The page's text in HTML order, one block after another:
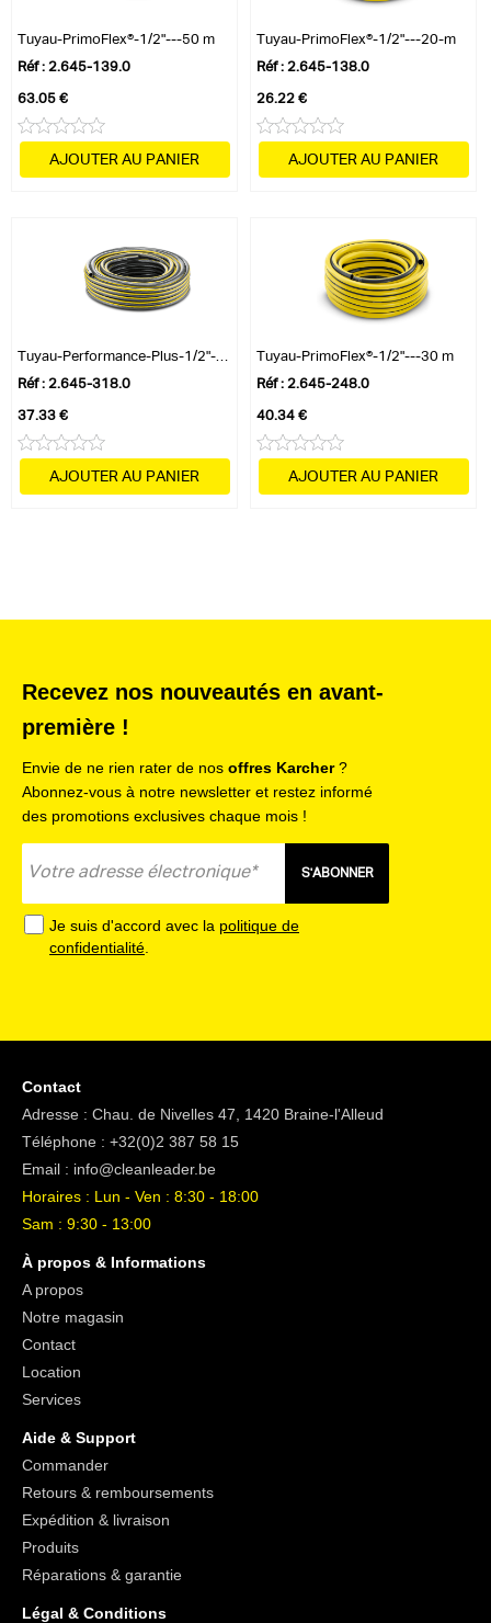
Tuyau-PrimoFlex®-1/2"---50 m
Réf : 2.645-139.0
AJOUTER AU PANIER
63.05 €
Tuyau-PrimoFlex®-1/2"---20-m
Réf : 2.645-138.0
AJOUTER AU PANIER
26.22 €
Tuyau-Performance-Plus-1/2"-–-20 m
Réf : 2.645-318.0
AJOUTER AU PANIER
37.33 €
Tuyau-PrimoFlex®-1/2"---30 m
Réf : 2.645-248.0
AJOUTER AU PANIER
40.34 €
Recevez nos nouveautés en avant-
première !
Envie de ne rien rater de nos offres Karcher?
Abonnez-vous à notre newsletter et restez informé
des promotions exclusives chaque mois !
S'ABONNER
Je suis d'accord avec la politique de
confidentialité
Contact
Adresse : Chau. de Nivelles 47, 1420 Braine-l'Alleud
Téléphone : +32(0)2 387 58 15
Email : info@cleanleader.be
Horaires : Lun - Ven : 8:30 - 18:00
Sam : 9:30 - 13:00
À propos & Informations
A propos
Notre magasin
Contact
Location
Services
Aide & Support
Commander
Retours & remboursements
Expédition & livraison
Produits
Réparations & garantie
Légal & Conditions